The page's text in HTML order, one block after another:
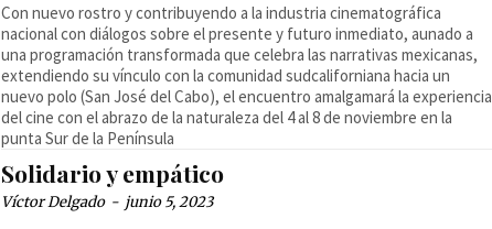
Con nuevo rostro y contribuyendo a la industria cinematográfica
nacional con diálogos sobre el presente y futuro inmediato, aunado a
una programación transformada que celebra las narrativas mexicanas,
extendiendo su vínculo con la comunidad sudcaliforniana hacia un
nuevo polo (San José del Cabo), el encuentro amalgamará la experiencia
del cine con el abrazo de la naturaleza del 4 al 8 de noviembre en la
punta Sur de la Península
Solidario y empático
Víctor Delgado - junio 5, 2023